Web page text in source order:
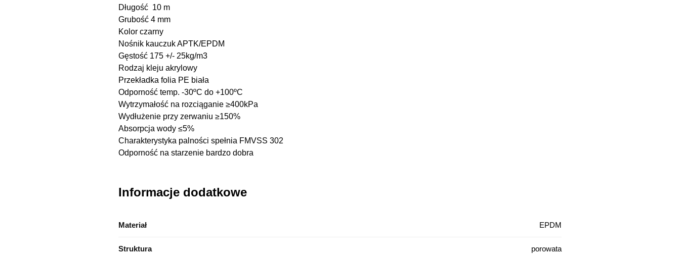
Długość 10 m
Grubość 4 mm
Kolor czarny
Nośnik kauczuk APTK/EPDM
Gęstość 175 +/- 25kg/m3
Rodzaj kleju akrylowy
Przekładka folia PE biała
Odporność temp. -30ºC do +100ºC
Wytrzymałość na rozciąganie ≥400kPa
Wydłużenie przy zerwaniu ≥150%
Absorpcja wody ≤5%
Charakterystyka palności spełnia FMVSS 302
Odporność na starzenie bardzo dobra
Informacje dodatkowe
Materiał EPDM
Struktura porowata